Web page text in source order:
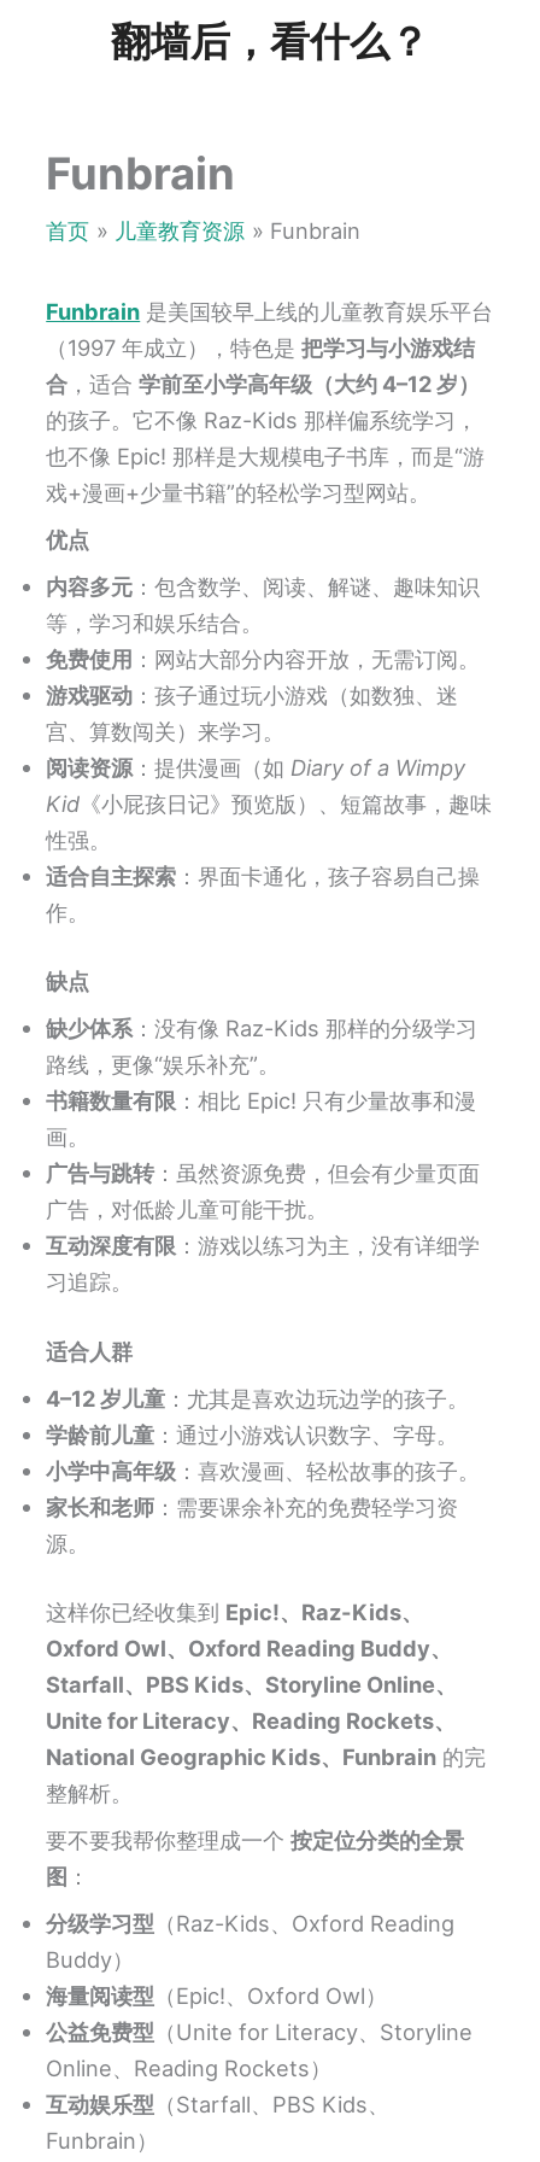
翻墙后，看什么？
Funbrain
首页 儿童教育资源 Funbrain
Funbrain 是美国较早上线的儿童教育娱乐平台
（1997 年成立），特色是把学习与小游戏结
合 ，适合学前至小学高年级（大约 4–12 岁）
的孩子。它不像 Raz-Kids 那样偏系统学习，
也不像 Epic! 那样是大规模电子书库，而是“游
戏+漫画+少量书籍”的轻松学习型网站。
优点
内容多元 ：包含数学、阅读、解谜、趣味知识
等，学习和娱乐结合。
免费使用 ：网站大部分内容开放，无需订阅。
游戏驱动 ：孩子通过玩小游戏（如数独、迷
宫、算数闯关）来学习。
阅读资源 ：提供漫画（如 Diary of a Wimpy
Kid 《小屁孩日记》预览版）、短篇故事，趣味
性强。
适合自主探索 ：界面卡通化，孩子容易自己操
作。
缺点
缺少体系 ：没有像 Raz-Kids 那样的分级学习
路线，更像“娱乐补充”。
书籍数量有限 ：相比 Epic! 只有少量故事和漫
画。
广告与跳转：虽然资源免费，但会有少量页面
广告，对低龄儿童可能干扰。
互动深度有限 ：游戏以练习为主，没有详细学
习追踪。
适合人群
4–12 岁儿童 ：尤其是喜欢边玩边学的孩子。
学龄前儿童 ：通过小游戏认识数字、字母。
小学中高年级 ：喜欢漫画、轻松故事的孩子。
家长和老师 ：需要课余补充的免费轻学习资
源。
这样你已经收集到 Epic!、Raz-Kids、
Oxford Owl、Oxford Reading Buddy、
Starfall、PBS Kids、Storyline Online、
Unite for Literacy、Reading Rockets、
National Geographic Kids、Funbrain 的完
整解析。
要不要我帮你整理成一个按定位分类的全景
图 ：
分级学习型 （Raz-Kids、Oxford Reading
Buddy）
海量阅读型 （Epic!、Oxford Owl）
公益免费型 （Unite for Literacy、Storyline
Online、Reading Rockets）
互动娱乐型 （Starfall、PBS Kids、
Funbrain）